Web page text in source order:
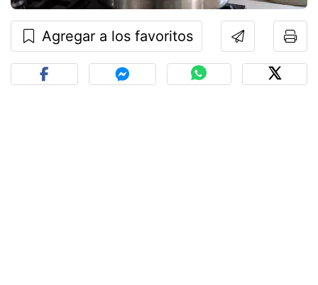
Agregar a los favoritos